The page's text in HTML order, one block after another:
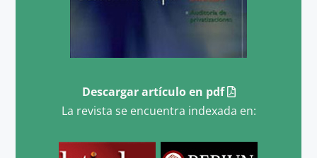
Descargar artículo en pdf
La revista se encuentra indexada en: